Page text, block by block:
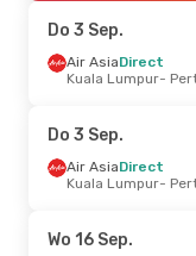
Air Asia Indonesia
Direct
Perth- Bali
Air Asia Indonesia
Direct
Bali - Perth
Air Asia Indonesia
Do 3 Sep.
Air AsiaDirect
Kuala Lumpur-
Do 3 Sep.
Air AsiaDirect
Kuala Lumpur-
Wo 16 Sep.